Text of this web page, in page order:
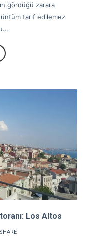
gördüğü zarara
tarif edilemez
Los Altos
SHARE